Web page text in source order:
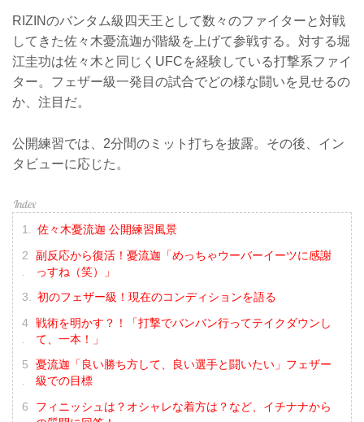
RIZINのバンタム級四天王として数々のファイターと対戦
してきた佐々木憂流迦が階級を上げて参戦する。対する堀
江圭功は佐々木と同じくUFCを経験している打撃系ファイ
ター。フェザー級一発目の試合でどの様な闘いを見せるの
か、注目だ。
公開練習では、2分間のミット打ちを披露。その後、イン
タビューに応じた。
佐々木憂流迦 公開練習風景
副反応から復活！憂流迦「めっちゃウーバーイーツに感謝
っすね（笑）」
初のフェザー級！現在のコンディションを語る
戦術を明かす？！「打撃でバンバン行ってテイクダウンし
て、一本！」
憂流迦「良い勝ち方して、良い選手と闘いたい」フェザー
級での目標
フィニッシュは？オシャレな着方は？など、イチナナから